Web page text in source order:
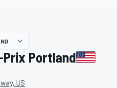
Prix Portland
US